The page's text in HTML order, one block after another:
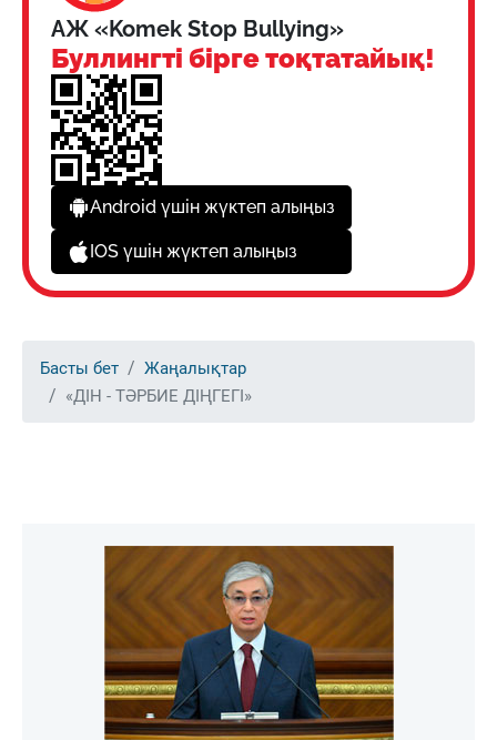
АЖ «Komek Stop Bullying»
Буллингті бірге тоқтатайық!
Android үшін жүктеп алыңыз
IOS үшін жүктеп алыңыз
Басты бет
Жаңалықтар
«ДІН - ТӘРБИЕ ДІҢГЕГІ»